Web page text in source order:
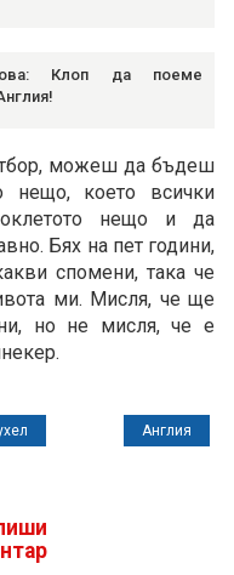
Клоп да поеме
можеш да бъдеш
нещо, което всички
нещо и да
Бях на пет години,
спомени, така че
ми. Мисля, че ще
но не мисля, че е
Англия